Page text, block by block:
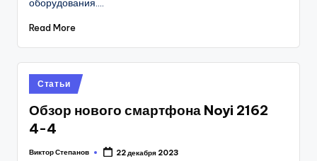
оборудования.…
Read More
Posted
in
Статьи
Обзор нового смартфона Noyi 2162
4-4
Posted
Виктор Степанов 22 декабря 2023